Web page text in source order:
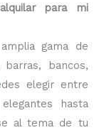
para mi
gama de
bancos,
elegir entre
hasta
al tema de tu